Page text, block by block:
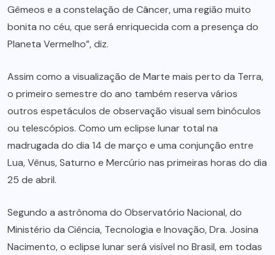
Gêmeos e a constelação de Câncer, uma região muito
bonita no céu, que será enriquecida com a presença do
Planeta Vermelho”, diz.
Assim como a visualização de Marte mais perto da Terra,
o primeiro semestre do ano também reserva vários
outros espetáculos de observação visual sem binóculos
ou telescópios. Como um eclipse lunar total na
madrugada do dia 14 de março e uma conjunção entre
Lua, Vênus, Saturno e Mercúrio nas primeiras horas do dia
25 de abril.
Segundo a astrônoma do Observatório Nacional, do
Ministério da Ciência, Tecnologia e Inovação, Dra. Josina
Nacimento, o eclipse lunar será visível no Brasil, em todas